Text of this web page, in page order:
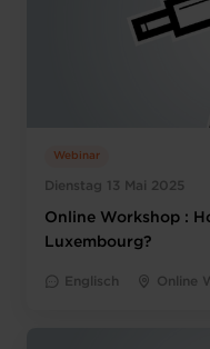
Dienstag 13 Mai 2025
Webinar
Online Workshop :
Luxembourg?
Englisch Online